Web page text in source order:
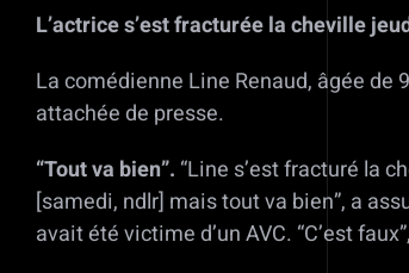
L’actrice s’est fracturée la cheville
La comédienne Line Renaud, âgée de
attachée de presse.
“Tout va bien”. “Line s’est fracturé la
[samedi, ndlr] mais tout va bien”, a
avait été victime d’un AVC. “C’est